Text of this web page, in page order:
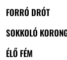
FORRÓ DRÓT
SOKKOLÓ
ÉLŐ FÉM